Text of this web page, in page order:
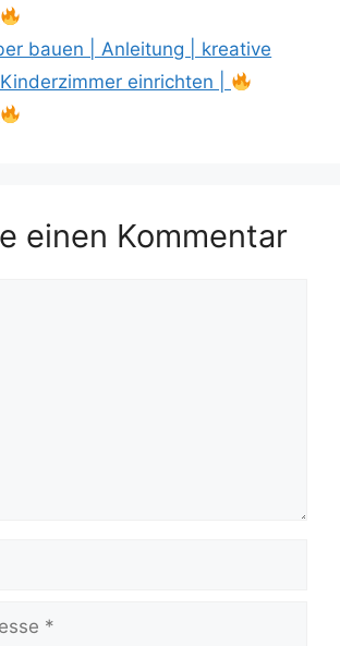
bauen | Anleitung | kreative
einrichten |
einen Kommentar